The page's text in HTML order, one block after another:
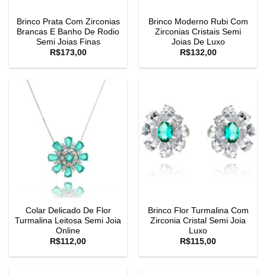
Brinco Prata Com Zirconias
Brancas E Banho De Rodio
Semi Joias Finas
R$173,00
Brinco Moderno Rubi Com
Zirconias Cristais Semi
Joias De Luxo
R$132,00
Colar Delicado De Flor
Turmalina Leitosa Semi Joia
Online
R$112,00
Brinco Flor Turmalina Com
Zirconia Cristal Semi Joia
Luxo
R$115,00